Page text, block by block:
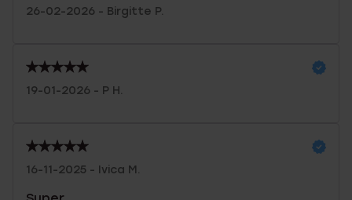
26-02-2026 - Birgitte P.
19-01-2026 - P H.
16-11-2025 - Ivica M.